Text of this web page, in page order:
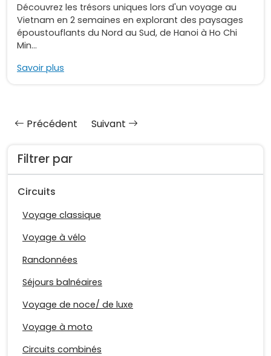
Filtrer par
Circuits
Voyage classique
Voyage à vélo
Randonnées
Séjours balnéaires
Voyage de noce/ de luxe
Voyage à moto
Circuits combinés
Découvrez les trésors uniques lors d'un voyage au
Vietnam en 2 semaines en explorant des paysages
époustouflants du Nord au Sud, de Hanoi à Ho Chi
Min...
Savoir plus
Précédent Suivant